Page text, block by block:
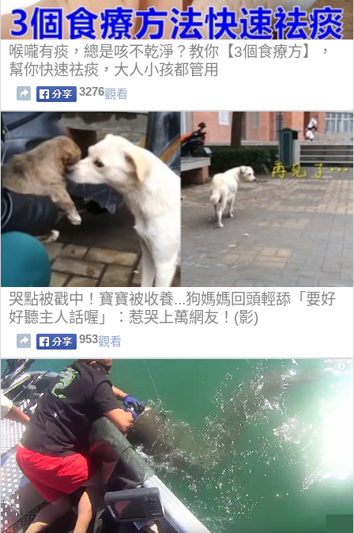
喉嚨有痰，總是咳不乾淨？教你【3個食療方】，
幫你快速祛痰，大人小孩都管用
3276觀看
哭點被戳中！寶寶被收養...狗媽媽回頭輕舔「要好
好聽主人話喔」：惹哭上萬網友！(影)
953觀看